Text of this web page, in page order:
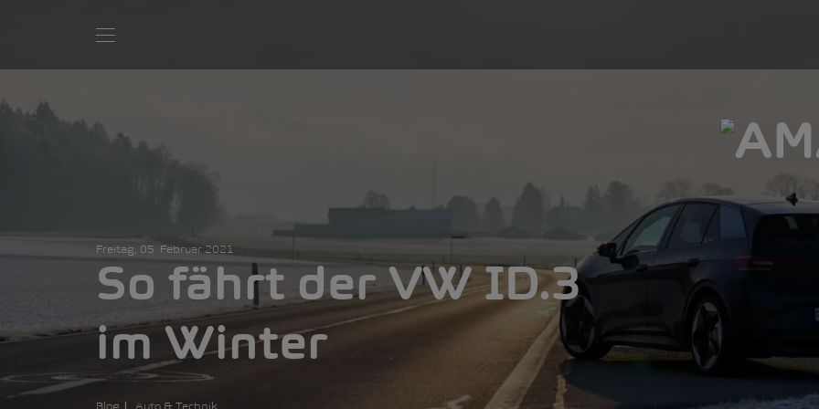
Freitag, 05. Februar 2021
So fährt der VW ID.3
im Winter
Blog Auto & Technik